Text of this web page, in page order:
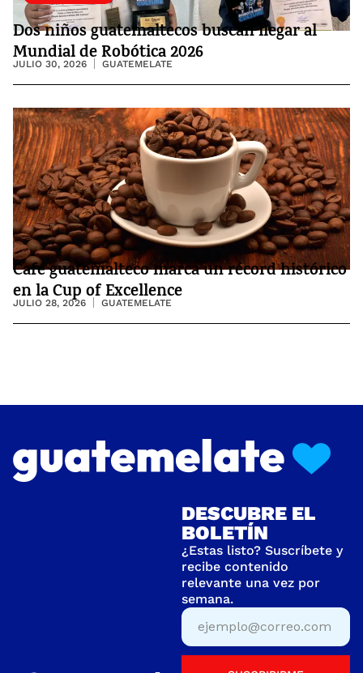
Dos niños guatemaltecos buscan llegar al
Mundial de Robótica 2026
JULIO 30, 2026 GUATEMELATE
Café guatemalteco marca un récord histórico
en la Cup of Excellence
JULIO 28, 2026 GUATEMELATE
DESCUBRE EL
BOLETÍN
¿Estas listo? Suscríbete y
recibe contenido
relevante una vez por
semana.